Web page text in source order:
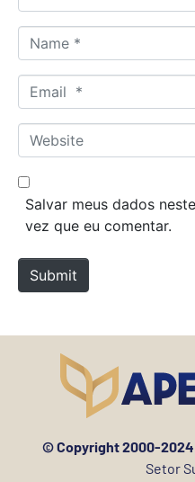
a
m
*
m
a
*
W
e
b
e
Salvar meus dados
vez que eu comentar.
Submit
© Copyright 2000-2024
Setor